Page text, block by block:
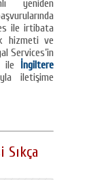
yeniden
ile irtibata
hizmeti ve
Services’in
ile İngiltere
iletişime